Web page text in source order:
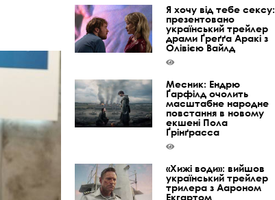
Я хочу від тебе сексу:
презентовано
український трейлер
драми Ґреґґа Аракі з
Олівією Вайлд
Месник: Ендрю
Ґарфілд очолить
масштабне народне
повстання в новому
екшені Пола
Ґрінґрасса
«Хижі води»: вийшов
український трейлер
трилера з Аароном
Екгартом